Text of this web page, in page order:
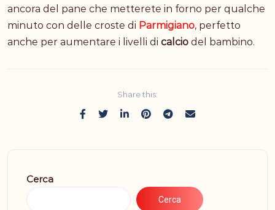
ancora del pane che metterete in forno per qualche
minuto con delle croste di Parmigiano, perfetto
anche per aumentare i livelli di calcio del bambino.
Share this:
Cerca
Cerca